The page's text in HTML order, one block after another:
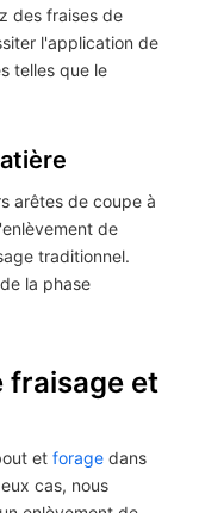
des fraises de
l'application de
telles que le
arêtes de coupe à
de
traditionnel.
la phase
fraisage et
et foragedans
cas, nous